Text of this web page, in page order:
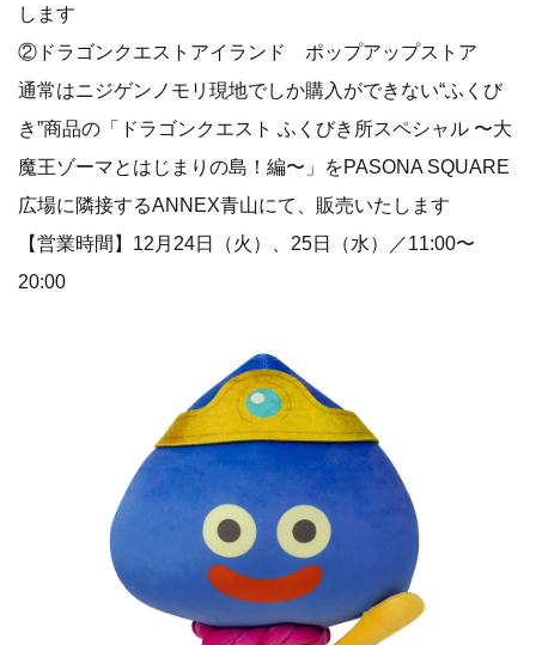
します
②ドラゴンクエストアイランド ポップアップストア
通常はニジゲンノモリ現地でしか購入ができない“ふくび
き”商品の「ドラゴンクエスト ふくびき所スペシャル 〜大
魔王ゾーマとはじまりの島！編〜」をPASONA SQUARE
広場に隣接するANNEX青山にて、販売いたします
【営業時間】12月24日（火）、25日（水）／11:00〜
20:00